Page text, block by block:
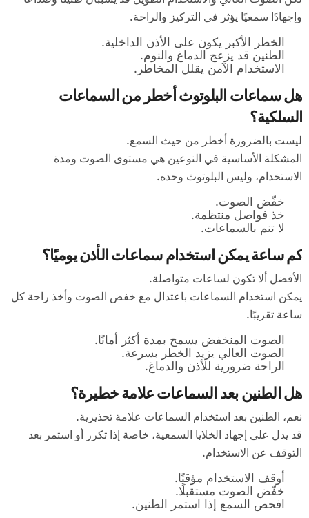
وإجهادًا سمعيًا يؤثر في التركيز والراحة.
الخطر الأكبر يكون على الأذن الداخلية.
الطنين قد يزعج الدماغ والنوم.
الاستخدام الآمن يقلل المخاطر.
هل سماعات البلوتوث أخطر من السماعات
السلكية؟
ليست بالضرورة أخطر من حيث السمع.
المشكلة الأساسية في النوعين هي مستوى الصوت ومدة
الاستخدام، وليس البلوتوث وحده.
خفّض الصوت.
خذ فواصل منتظمة.
لا تنم بالسماعات.
كم ساعة يمكن استخدام سماعات الأذن يوميًا؟
الأفضل ألا تكون لساعات متواصلة.
يمكن استخدام السماعات باعتدال مع خفض الصوت وأخذ راحة كل
ساعة تقريبًا.
الصوت المنخفض يسمح بمدة أكثر أمانًا.
الصوت العالي يزيد الخطر بسرعة.
الراحة ضرورية للأذن والدماغ.
هل الطنين بعد السماعات علامة خطيرة؟
نعم، الطنين بعد استخدام السماعات علامة تحذيرية.
قد يدل على إجهاد الخلايا السمعية، خاصة إذا تكرر أو استمر بعد
التوقف عن الاستخدام.
أوقف الاستخدام مؤقتًا.
خفّض الصوت مستقبلًا.
افحص السمع إذا استمر الطنين.